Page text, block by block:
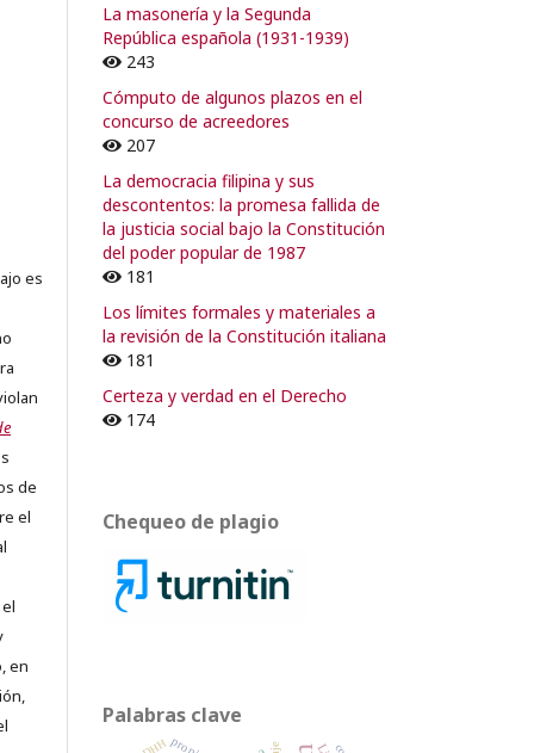
es
de
el
en
La masonería y la Segunda
República española (1931-1939)
243
Cómputo de algunos plazos en el
concurso de acreedores
207
La democracia filipina y sus
descontentos: la promesa fallida de
la justicia social bajo la Constitución
del poder popular de 1987
181
Los límites formales y materiales a
la revisión de la Constitución italiana
181
Certeza y verdad en el Derecho
174
Chequeo de plagio
Palabras clave